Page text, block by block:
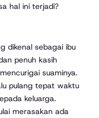
hal ini terjadi?
dikenal sebagai ibu
penuh kasih
suaminya.
pulang tepat waktu
keluarga.
merasakan ada